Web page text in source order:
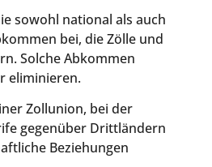
sowohl national als auch
bei, die Zölle und
Solche Abkommen
eliminieren.
Zollunion, bei der
gegenüber Drittländern
Beziehungen